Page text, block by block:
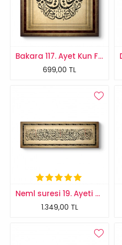
Bakara 117. Ayet Kun Fe Yekun Tablosu
699,00 TL
Neml suresi 19. Ayeti Tablosu
1.349,00 TL